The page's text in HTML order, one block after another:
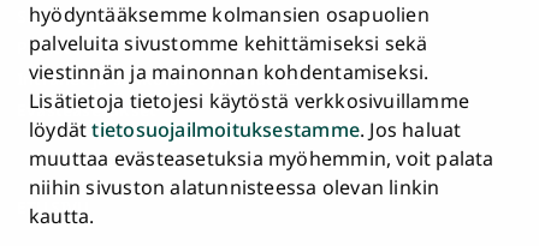
hyödyntääksemme kolmansien osapuolien
palveluita sivustomme kehittämiseksi sekä
viestinnän ja mainonnan kohdentamiseksi.
Lisätietoja tietojesi käytöstä verkkosivuillamme
löydättietosuojailmoituksestamme. Jos haluat
muuttaa evästeasetuksia myöhemmin, voit palata
niihin sivuston alatunnisteessa olevan linkin
kautta.
Saavutettavuusseloste
Palaute
Intranet ja sähköiset työkalut
Evästeasetukset
Päävalikko
alatunnisteessa
ETUSIVU
Turun
yliopisto
Facebookissa
Turun
yliopisto
Instagramissa
TurunTurunTurunTurun